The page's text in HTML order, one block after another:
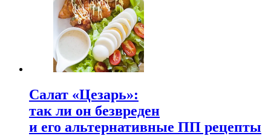
Салат «Цезарь»:
так ли он безвреден
и его альтернативные ПП рецепты